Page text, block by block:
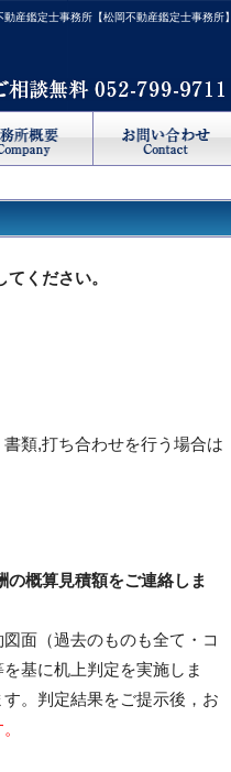
産鑑定士事務所【松岡不動産鑑定士事務所】
ください。
類,打ち合わせを行う場合は
概算見積額をご連絡しま
面（過去のものも全て・コ
基に机上判定を実施しま
。判定結果をご提示後，お